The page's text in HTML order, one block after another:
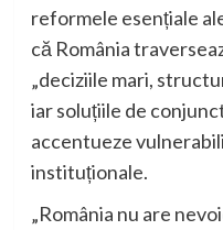
reformele esențiale
că România
„deciziile mari,
iar soluțiile de
accentueze
instituționale.
„România nu are